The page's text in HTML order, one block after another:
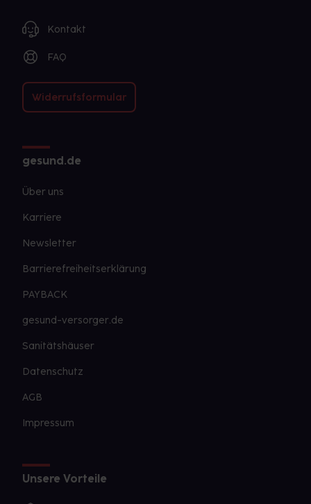
Kontakt
FAQ
Widerrufsformular
gesund.de
Über uns
Karriere
Newsletter
Barrierefreiheitserklärung
PAYBACK
gesund-versorger.de
Sanitätshäuser
Datenschutz
AGB
Impressum
Unsere Vorteile